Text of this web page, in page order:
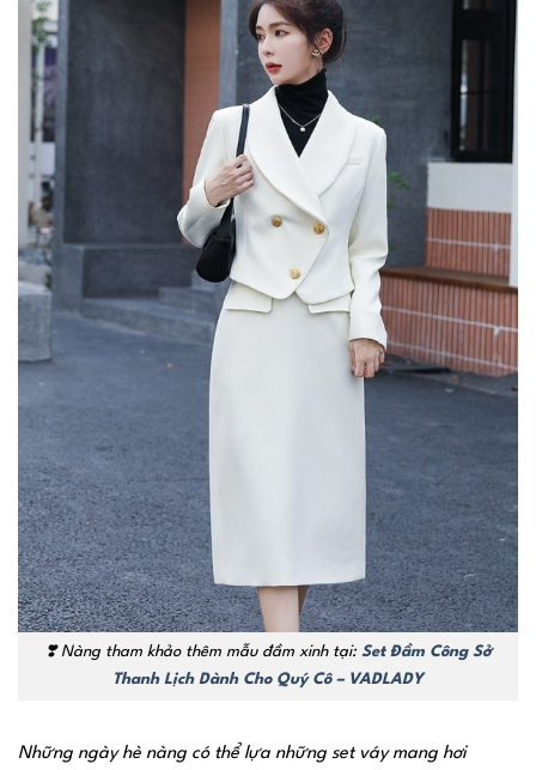
❣️Nàng tham khảo thêm mẫu đầm xinh tại: Set Đầm Công Sở
Thanh Lịch Dành Cho Quý Cô – VADLADY
Những ngày hè nàng có thể lựa những set váy mang hơi